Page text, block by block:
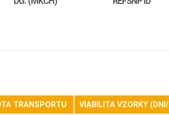
TRANSPORTU VIABILITA VZORKY